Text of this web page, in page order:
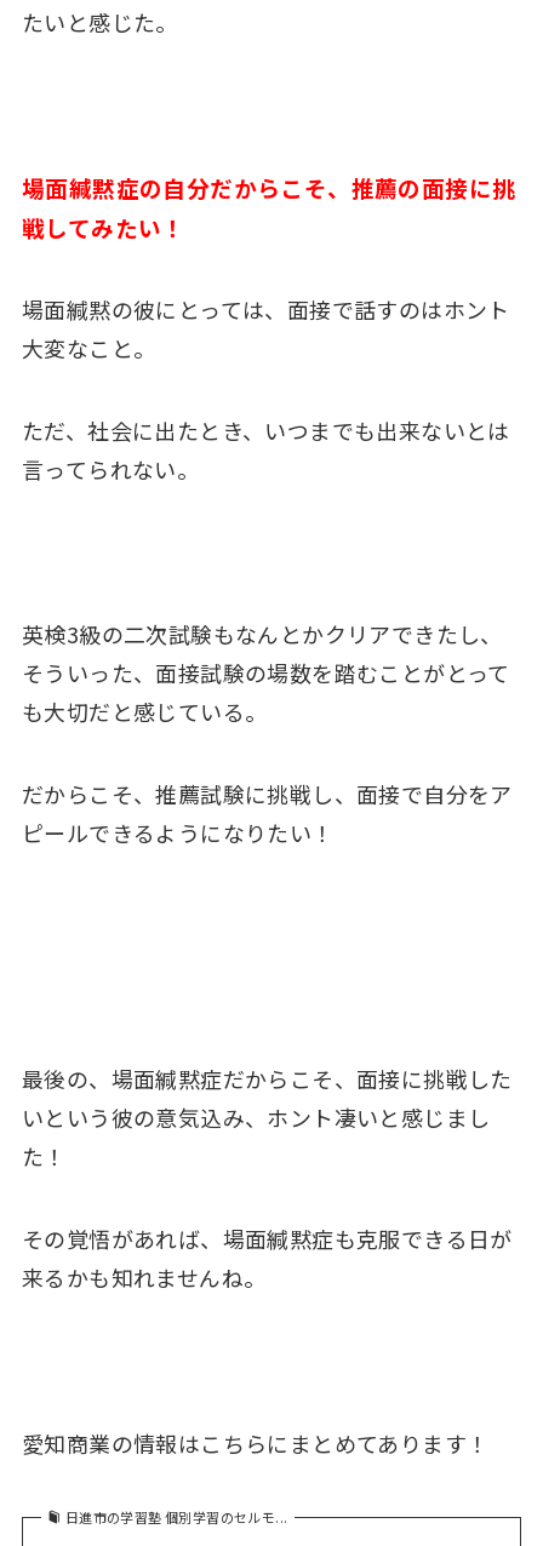
たいと感じた。
場面緘黙症の自分だからこそ、推薦の面接に挑
戦してみたい！
場面緘黙の彼にとっては、面接で話すのはホント
大変なこと。
ただ、社会に出たとき、いつまでも出来ないとは
言ってられない。
英検3級の二次試験もなんとかクリアできたし、
そういった、面接試験の場数を踏むことがとって
も大切だと感じている。
だからこそ、推薦試験に挑戦し、面接で自分をア
ピールできるようになりたい！
最後の、場面緘黙症だからこそ、面接に挑戦した
いという彼の意気込み、ホント凄いと感じまし
た！
その覚悟があれば、場面緘黙症も克服できる日が
来るかも知れませんね。
愛知商業の情報はこちらにまとめてあります！
日進市の学習塾 個別学習のセルモ...